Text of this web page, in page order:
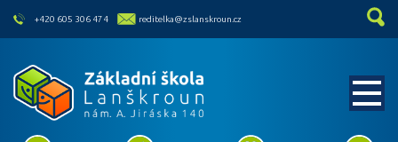
skip to main content
+420 605 306 474 reditelka@zslanskroun.cz